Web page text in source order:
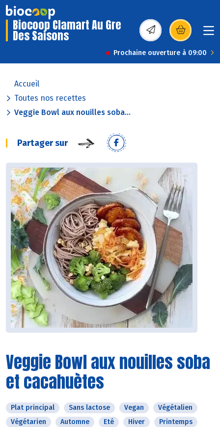
Biocoop Clamart Au Gre
Des Saisons (s’ouvre dans une
Prochaine ouverture à 09:00
Accueil
Toutes nos recettes
Veggie Bowl aux nouilles soba...
Partager sur
Veggie Bowl aux nouilles soba
et cacahuètes
Plat principal Sans lactose Vegan
Végétalien
Végétarien
Automne Eté Hiver Printemps